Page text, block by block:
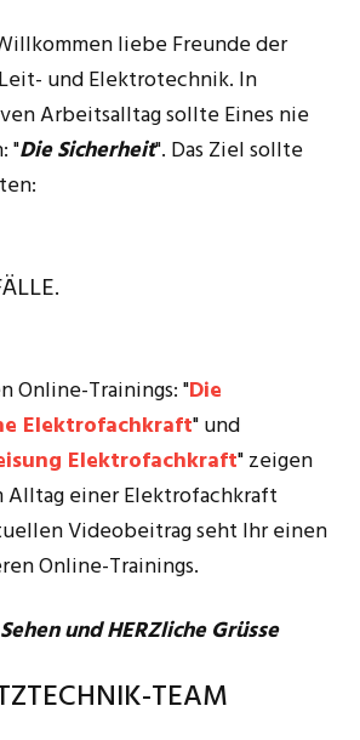
liebe Freunde der
und Elektrotechnik. In
Arbeitsalltag sollte Eines nie
"Die Sicherheit". Das Ziel sollte
Online-Trainings: "Die
Elektrofachkraft" und
Elektrofachkraft" zeigen
Alltag einer Elektrofachkraft
Videobeitrag seht Ihr einen
Online-Trainings.
und HERZliche Grüsse
TEAM